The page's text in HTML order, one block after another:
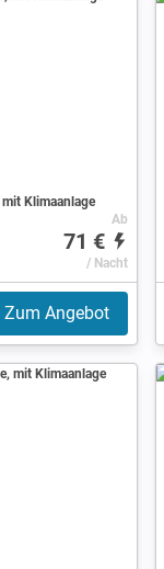
Klimaanlage
Ab
71 €
/ Nacht
Zum Angebot